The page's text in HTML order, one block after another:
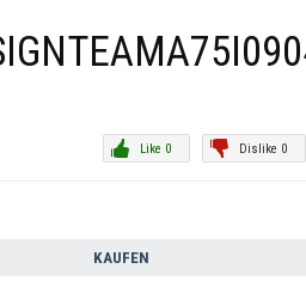
Dislike 0
Like 0
KAUFEN